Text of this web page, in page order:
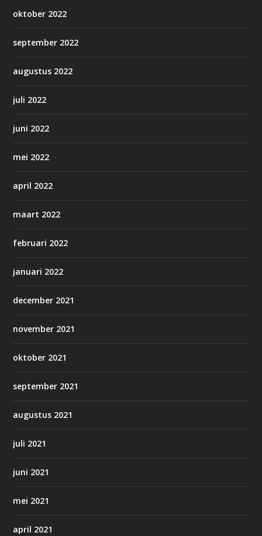
oktober 2022
september 2022
augustus 2022
juli 2022
juni 2022
mei 2022
april 2022
maart 2022
februari 2022
januari 2022
december 2021
november 2021
oktober 2021
september 2021
augustus 2021
juli 2021
juni 2021
mei 2021
april 2021